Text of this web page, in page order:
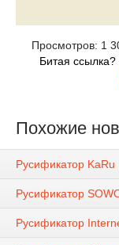
Просмотров: 1
Битая ссылка?
Похожие
Русификатор KaRu
Русификатор
Русификатор